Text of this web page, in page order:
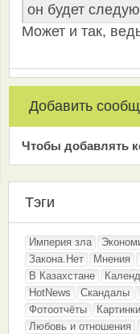
он будет
Может и так,
Добавить
Чтобы добавлять
Тэги
Империя зла
Закона.Нет
Мнения
В Казахстане
HotNews
Скандалы
Фотоотчёты
Картинки
Любовь и отношения